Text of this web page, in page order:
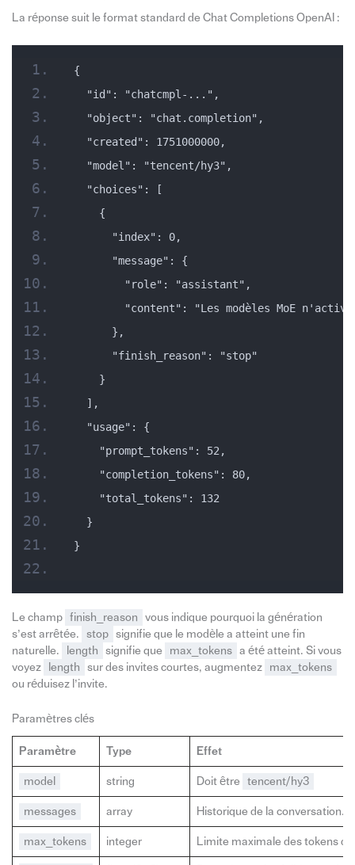
La réponse suit le format standard de Chat Completions OpenAI :
{
  "id": "chatcmpl-...",
  "object": "chat.completion",
  "created": 1751000000,
  "model": "tencent/hy3",
  "choices": [
    {
      "index": 0,
      "message": {
        "role": "assistant",
"content": "Les modèles MoE
      },
      "finish_reason": "stop"
    }
  ],
  "usage": {
    "prompt_tokens": 52,
    "completion_tokens": 80,
    "total_tokens": 132
  }
}
Le champ finish_reason
vous indique pourquoi la génération
s’est arrêtée.
stop
signifie que le modèle a atteint une fin
naturelle.
length signifie que max_tokens
a été atteint. Si vous
voyez
length sur des invites courtes, augmentez
max_tokens
ou réduisez l’invite.
Paramètres clés
Paramètre Type Effet
model string Doit être tencent/hy3
messages array Historique de la conversation.
max_tokens integer Limite maximale des tokens